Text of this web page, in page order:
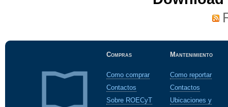
Compras
Como comprar
Contactos
Sobre ROECyT
Mantenimiento
Como reportar
Contactos
Ubicaciones y